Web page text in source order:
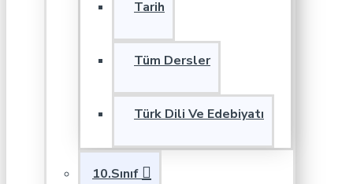
Tarih
Tüm Dersler
Türk Dili Ve Edebiyatı
10.Sınıf